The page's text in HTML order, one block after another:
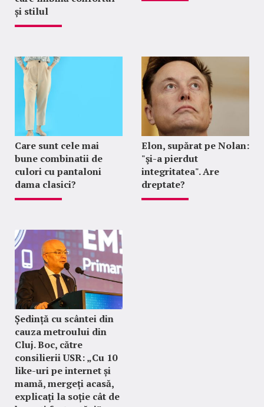
și stilul
Care sunt cele mai
bune combinatii de
culori cu pantaloni
dama clasici?
Elon, supărat pe Nolan:
"şi-a pierdut
integritatea". Are
dreptate?
Ședință cu scântei din
cauza metroului din
Cluj. Boc, către
consilierii USR: „Cu 10
like-uri pe internet și
mamă, mergeți acasă,
explicați la soție cât de